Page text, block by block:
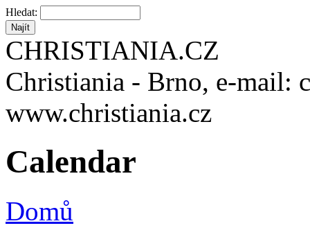
Hledat:
CHRISTIANIA.CZ
Christiania - Brno, e-mail:
www.christiania.cz
Calendar
Domů